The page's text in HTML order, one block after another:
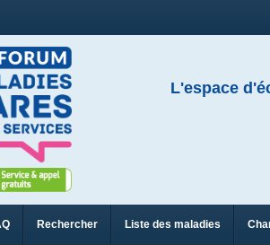
L'espace
Rechercher Liste des maladies